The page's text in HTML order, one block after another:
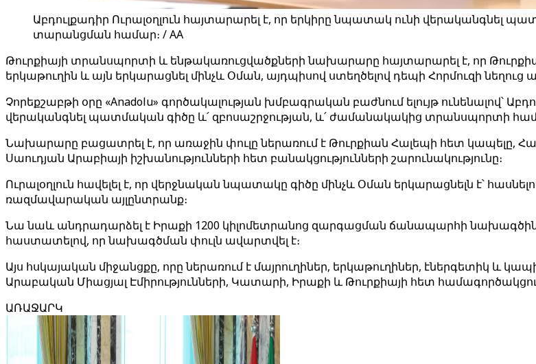
Աբդուլքադիր Ուրալօղլուն հայտարարել է, որ երկիրը նպատակ ունի վերականգնել
տարանցման համար։ / AA
Թուրքիայի տրանսպորտի և ենթակառուցվածքների նախարարը հայտարարել է, որ
երկաթուղին և այն երկարացնել մինչև Օման, այդպիսով ստեղծելով դեպի Հորմուզի
Չորեքշաբթի օրը «Anadolu» գործակալության խմբագրական բաժնում ելույթ ունենալով՝
վերականգնել պատմական գիծը և՛ զբոսաշրջության, և՛ ժամանակակից տրանսպորտի
Նախարարը բացատրել է, որ առաջին փուլը ներառում է Թուրքիան Հալեպի հետ կապելը,
Սաուդյան Արաբիայի իշխանությունների հետ բանակցությունների շարունակությունը։
Ուրալօղլուն հավելել է, որ վերջնական նպատակը գիծը մինչև Օման երկարացնելն է՝
ռազմավարական այլընտրանք։
Նա նաև անդրադարձել է Իրաքի 1200 կիլոմետրանոց զարգացման ճանապարհի նախագծին,
հաստատելով, որ նախագծման փուլն ավարտվել է։
Այս հսկայական միջանցքը, որը ներառում է մայրուղիներ, երկաթուղիներ, էներգետիկ և
Արաբական Միացյալ Էմիրությունների, Կատարի, Իրաքի և Թուրքիայի հետ
ԱՌԱՋԱՐԿ